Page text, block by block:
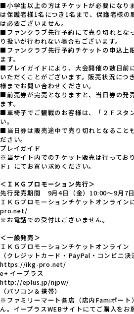
■小学生以上の方はチケットが必要になり
は保護者様1名につき1名まで、保護者様の
は必要ございません。
■ファンクラブ先行予約にて売り切れとな
り扱いが行われない場合もございます。
■ファンクラブ先行予約チケットの申込上
ます。
■プレイガイドにより、大会開催の数日前
いただくことがございます。販売状況につ
様までお問い合わせください。
■前売券が完売となりますと、当日券の発
ます。
■車椅子でご観戦のお客様は、「２Ｆスタ
い。
■当日券は販売途中で売り切れとなること
ださい。
プレイガイド
※当サイト内でのチケット販売は行ってお
ド」にてお買い求めください。
＜ＩＫＧプロモーション先行＞
先行発売期間 9月4日（金）10:00～9月7
ＩＫＧプロモーションチケットオンライ
pro.net/
※お電話での受付はございません。
＜一般発売＞
ＩＫＧプロモーションチケットオンライン
（クレジットカード・PayPal・コンビニ決
https://ikg-pro.net/
e+ イープラス
http://eplus.jp/njpw/
（パソコン＆携帯）
※ファミリーマート各店（店内Famiポート
ん。イープラスWEBサイトにてご購入をお